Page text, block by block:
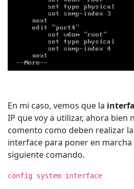
En mi caso, vemos que la
IP que voy a utilizar, ahora bien
comento como deben realizar
interface para poner en marcha
siguiente comando.
config system interface